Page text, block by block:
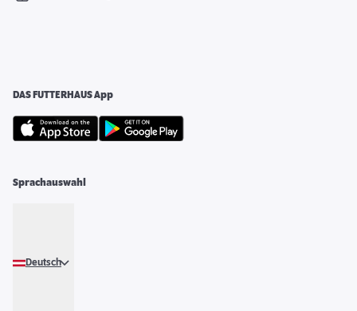
DAS FUTTERHAUS App
Sprachauswahl
Deutsch